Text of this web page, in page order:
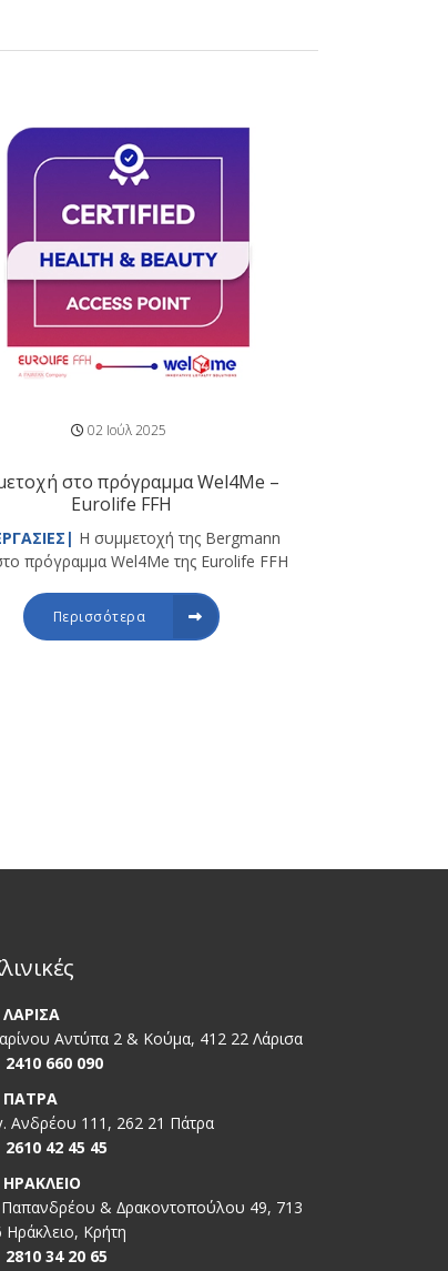
02 Ιούλ 2025
στο πρόγραμμα Wel4Me –
Eurolife FFH
Η συμμετοχή της Bergmann
πρόγραμμα Wel4Me της Eurolife FFH
Περισσότερα
ΛΑΡΙΣΑ
Αντύπα 2 & Κούμα, 412 22 Λάρισα
2410 660 090
ΠΑΤΡΑ
Ανδρέου 111, 262 21 Πάτρα
2610 42 45 45
ΗΡΑΚΛΕΙΟ
Παπανδρέου & ∆ρακοντοπούλου 49, 713
Ηράκλειο, Κρήτη
2810 34 20 65